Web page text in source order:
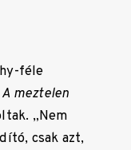
féle
A meztelen
„Nem
csak azt,